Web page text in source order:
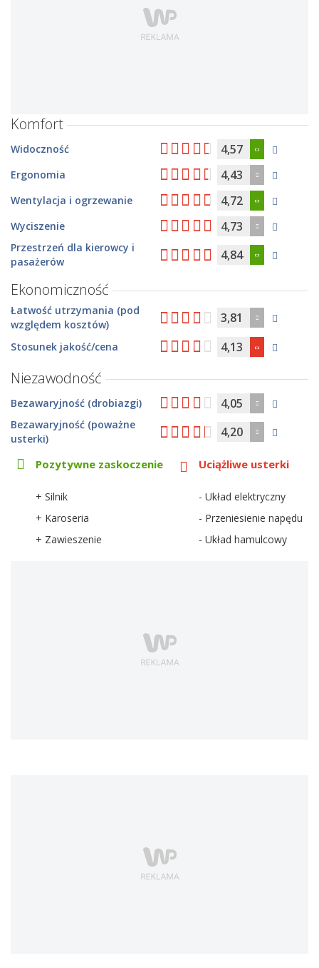
Komfort
Widoczność 4,57
Ergonomia 4,43
Wentylacja i ogrzewanie 4,72
Wyciszenie 4,73
Przestrzeń dla kierowcy i
pasażerów
4,84
Ekonomiczność
Łatwość utrzymania (pod
względem kosztów)
3,81
Stosunek jakość/cena 4,13
Niezawodność
Bezawaryjność (drobiazgi) 4,05
Bezawaryjność (poważne
usterki)
4,20
Pozytywne zaskoczenie
+ Silnik
+ Karoseria
+ Zawieszenie
Uciążliwe usterki
- Układ elektryczny
- Przeniesienie napędu
- Układ hamulcowy